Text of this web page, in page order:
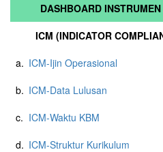
DASHBOARD
ICM (INDICATOR
a. ICM-Ijin Operasional
b. ICM-Data Lulusan
c. ICM-Waktu KBM
d. ICM-Struktur Kurikulum